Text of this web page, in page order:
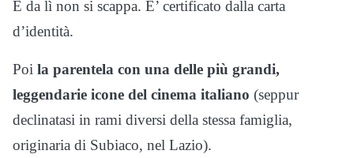
E da lì non si scappa. E’ certificato dalla carta
d’identità.
Poi la parentela con una delle più grandi,
leggendarie icone del cinema italiano (seppur
declinatasi in rami diversi della stessa famiglia,
originaria di Subiaco, nel Lazio).